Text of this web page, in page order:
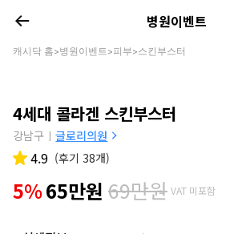
병원이벤트
캐시닥 홈>병원이벤트>피부>스킨부스터
4세대 콜라겐 스킨부스터
강남구 | 글로리의원
4.9 (후기 38개)
5%65만원 69만원 VAT 미포함